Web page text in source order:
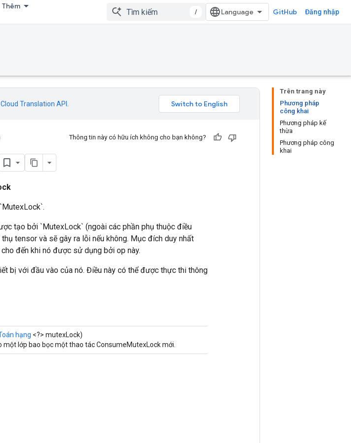
Thêm
/ GitHub Đăng nhập
Trên trang này
Phương pháp
công khai
Phương pháp kế
thừa
Phương pháp công
khai
Cloud Translation API
Thông tin này có hữu ích không cho bạn không?
tạo bởi `MutexLock` (ngoài các phần phụ thuộc điều
tensor và sẽ gây ra lỗi nếu không. Mục đích duy nhất
đến khi nó được sử dụng bởi op này.
bị với đầu vào của nó. Điều này có thể được thực thi thông
hạng <?> mutexLock)
một lớp bao bọc một thao tác ConsumeMutexLock mới.